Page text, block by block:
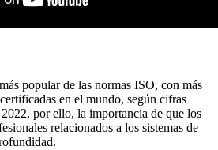
popular de las normas ISO, con más
en el mundo, según cifras
por ello, la importancia de que los
relacionados a los sistemas de